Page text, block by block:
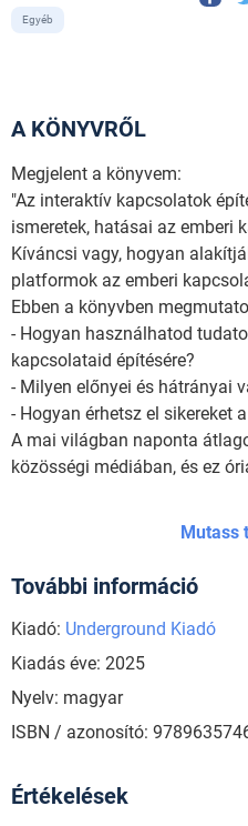
Egyéb
A KÖNYVRŐL
Megjelent a könyvem:
"Az interaktív kapcsolatok
ismeretek, hatásai az emberi
Kíváncsi vagy, hogyan
platformok az emberi
Ebben a könyvben
- Hogyan használhatod
kapcsolataid építésére?
- Milyen előnyei és hátrányai
- Hogyan érhetsz el sikereket
A mai világban naponta
közösségi médiában, és ez
Mutass
További információ
Kiadó: Underground Kiadó
Kiadás éve: 2025
Nyelv: magyar
ISBN / azonosító:
Értékelések